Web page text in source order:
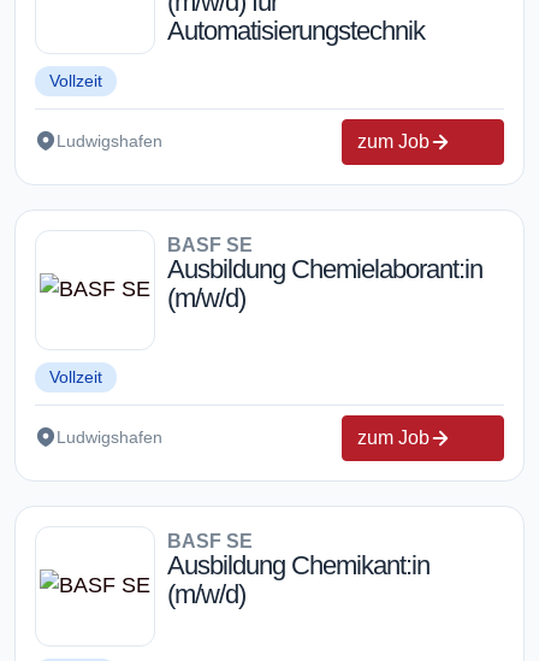
Automatisierungstechnik
Vollzeit
Ludwigshafen zum Job
BASF SE
Ausbildung Chemielaborant:in
(m/w/d)
Vollzeit
Ludwigshafen zum Job
BASF SE
Ausbildung Chemikant:in
(m/w/d)